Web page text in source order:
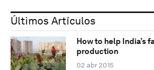
Últimos Artículos
How to help India’s
production
02 abr 2015